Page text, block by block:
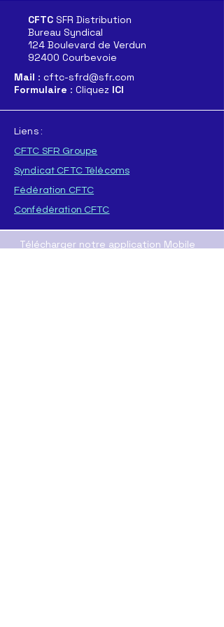
CFTC SFR Distribution
Bureau Syndical
124 Boulevard de Verdun
92400 Courbevoie
Mail : cftc-sfrd@sfr.com
Formulaire : Cliquez ICI
Liens :
CFTC SFR Groupe
Syndicat CFTC Télécoms
Fédération CFTC
Confédération CFTC
Télécharger notre application Mobile